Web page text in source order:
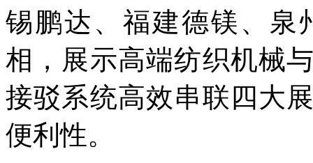
锡鹏达、福建德镁、泉
相，展示高端纺织机械
接驳系统高效串联四大
便利性。